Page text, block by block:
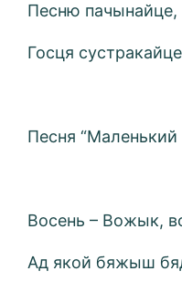
Песню пачынайце,
Госця
Песня “Маленький
Восень – Вожык,
Ад якой бяжыш